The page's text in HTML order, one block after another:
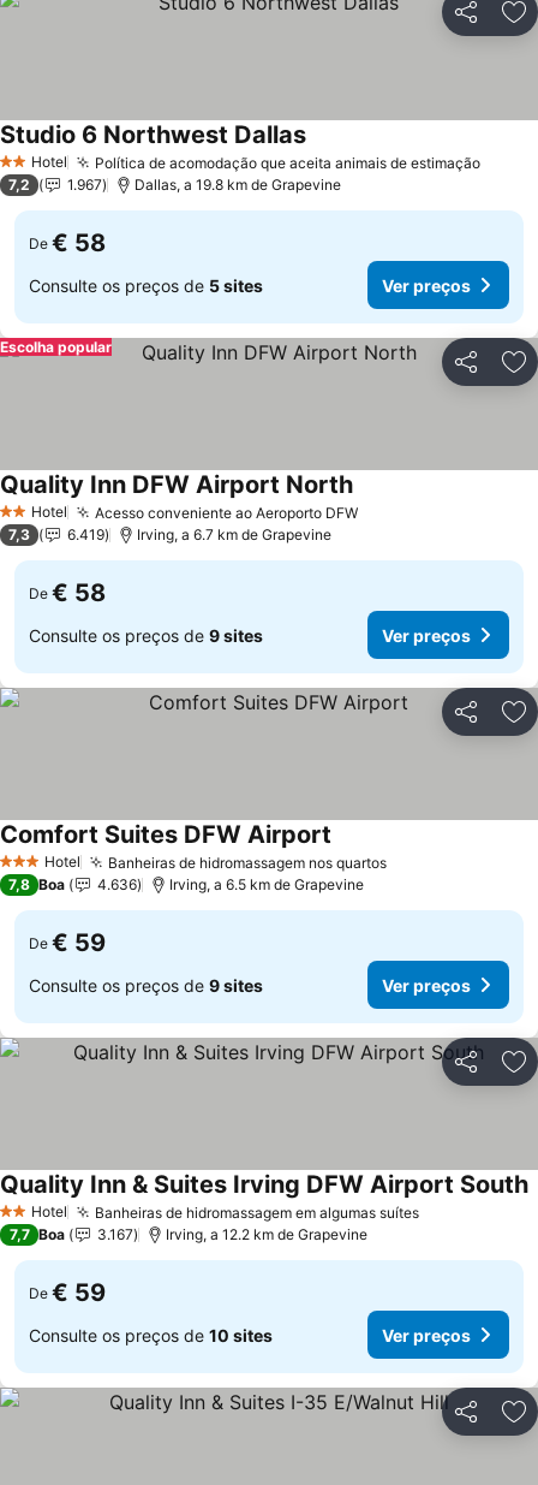
Partilhar
2 Estrelas
Hotel Política de acomodação que aceita animais de estimaçãoVer
Studio 6 Northwest DallasVer preços
7,2 1.967 Dallas, a 19.8 km de Grapevine
De € 58
Consulte os preços de 5 sites Ver preços
Partilhar
Escolha popular
2 Estrelas
Hotel Acesso conveniente ao Aeroporto DFWVer preços
Quality Inn DFW Airport NorthVer preços
7,3 6.419 Irving, a 6.7 km de Grapevine
De € 58
Consulte os preços de 9 sites Ver preços
Partilhar
3 EstrelasHotel Banheiras de hidromassagem nos quartosVer preços
Comfort Suites DFW Airport
7,8 Boa 4.636 Irving, a 6.5 km de Grapevine
De € 59
Consulte os preços de 9 sites Ver preços
Partilhar
2 Estrelas
Hotel Banheiras de hidromassagem em algumas suítesVer preços
Quality Inn & Suites Irving DFW Airport South
7,7 Boa 3.167 Irving, a 12.2 km de Grapevine
De € 59
Consulte os preços de 10 sites Ver preços
Partilhar